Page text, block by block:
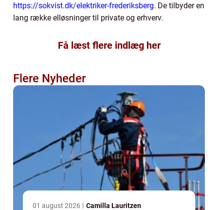
https://sokvist.dk/elektriker-frederiksberg. De tilbyder en
lang række elløsninger til private og erhverv.
Få læst flere indlæg her
Flere Nyheder
01 august 2026 Camilla Lauritzen